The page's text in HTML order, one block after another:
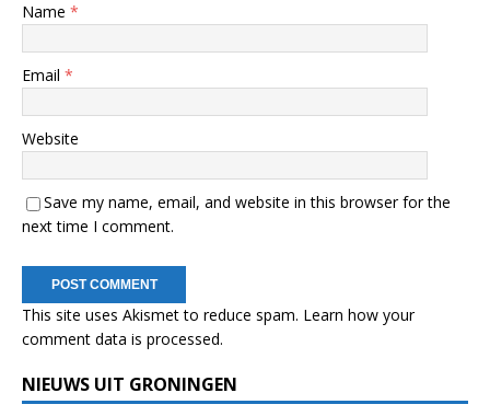
Name *
Email *
Website
Save my name, email, and website in this browser for the
next time I comment.
This site uses Akismet to reduce spam. Learn how your
comment data is processed.
NIEUWS UIT GRONINGEN